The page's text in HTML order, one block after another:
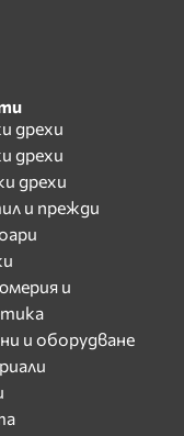
дрехи
дрехи
дрехи
и прежди
и
и оборудване